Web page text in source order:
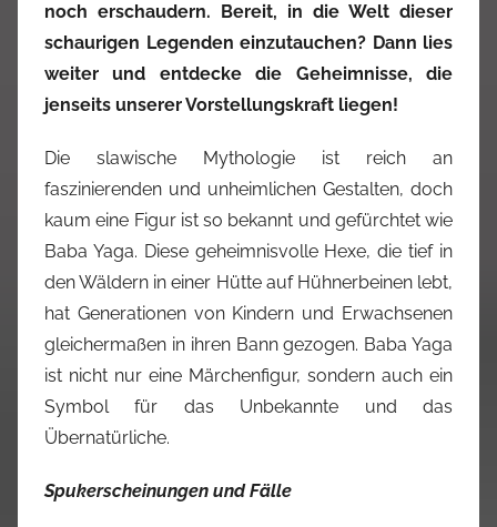
noch erschaudern. Bereit, in die Welt dieser
schaurigen Legenden einzutauchen? Dann lies
weiter und entdecke die Geheimnisse, die
jenseits unserer Vorstellungskraft liegen!
Die slawische Mythologie ist reich an
faszinierenden und unheimlichen Gestalten, doch
kaum eine Figur ist so bekannt und gefürchtet wie
Baba Yaga. Diese geheimnisvolle Hexe, die tief in
den Wäldern in einer Hütte auf Hühnerbeinen lebt,
hat Generationen von Kindern und Erwachsenen
gleichermaßen in ihren Bann gezogen. Baba Yaga
ist nicht nur eine Märchenfigur, sondern auch ein
Symbol für das Unbekannte und das
Übernatürliche.
Spukerscheinungen und Fälle